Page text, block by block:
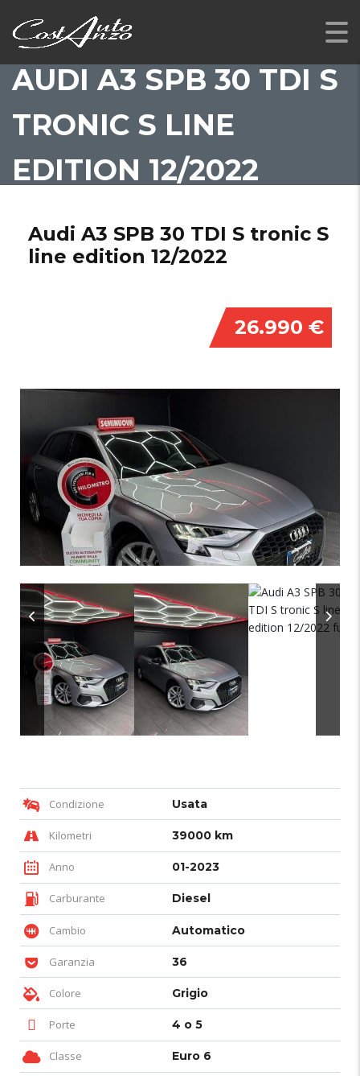
AUDI A3 SPB 30 TDI S
TRONIC S LINE
EDITION 12/2022
Audi A3 SPB 30 TDI S tronic S
line edition 12/2022
26.990 €
Condizione Usata
Kilometri 39000 km
Anno 01-2023
Carburante Diesel
Cambio Automatico
Garanzia 36
Colore Grigio
Porte 4 o 5
Classe Euro 6